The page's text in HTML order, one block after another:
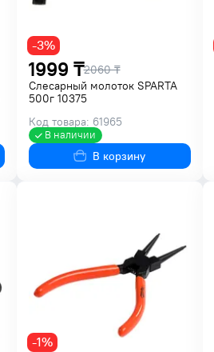
1999 ₸2060 ₸
-3%
Слесарный молоток SPARTA
500г 10375
Код товара: 61965
В наличии
В корзину
-1%